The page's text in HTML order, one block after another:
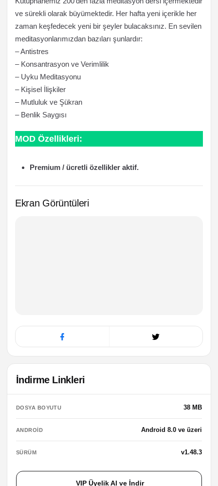
ve sürekli olarak büyümektedir. Her hafta yeni içerikle her
zaman keşfedecek yeni bir şeyler bulacaksınız. En sevilen
meditasyonlarımızdan bazıları şunlardır:
– Antistres
– Konsantrasyon ve Verimlilik
– Uyku Meditasyonu
– Kişisel İlişkiler
– Mutluluk ve Şükran
– Benlik Saygısı
MOD Özellikleri:
Premium / ücretli özellikler aktif.
Ekran Görüntüleri
İndirme Linkleri
DOSYA BOYUTU 38 MB
ANDROID Android 8.0 ve üzeri
SÜRÜM v1.48.3
VIP Üyelik Al ve İndir